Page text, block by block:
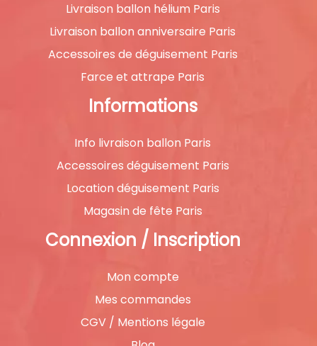
Livraison ballon hélium Paris
Livraison ballon anniversaire Paris
Accessoires de déguisement Paris
Farce et attrape Paris
Informations
Info livraison ballon Paris
Accessoires déguisement Paris
Location déguisement Paris
Magasin de fête Paris
Connexion / Inscription
Mon compte
Mes commandes
CGV / Mentions légale